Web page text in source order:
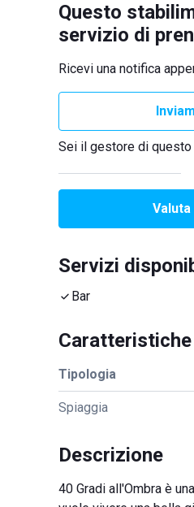
Questo
servizio di
Ricevi una notifica
Sei il gestore di
Servizi
Bar
Caratteristiche
Tipologia
Spiaggia
Descrizione
40 Gradi all'Ombra è